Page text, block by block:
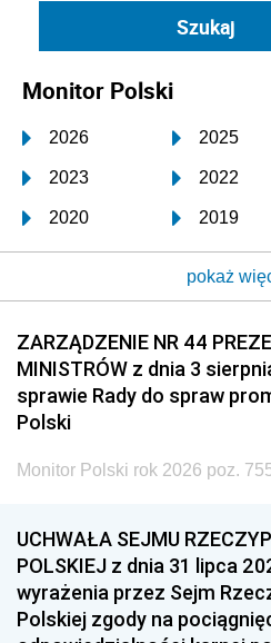
Monitor Polski
2026 2025
2023 2022
2020 2019
2017 2016
2014 2013
2011 2010
2008 2007
2005
1996 1995
1993 1992
1990 1989
pokaż
ZARZĄDZENIE NR 44
MINISTRÓW z dnia 3
sprawie Rady do spraw
Polski
Monitor Polski rok 2026 poz.
UCHWAŁA SEJMU
POLSKIEJ z dnia 31 lipca
wyrażenia przez Sejm
Polskiej zgody na